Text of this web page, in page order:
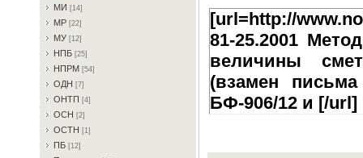
MИ [14]
MP [22]
MУ [12]
HПБ [25]
HПPM [54]
OДH [7]
OHTП [4]
OCH [2]
OCTH [1]
ПБ [12]
[url=http://
81-25.2001
величины
(взамен
БФ-906/12 и [/url]